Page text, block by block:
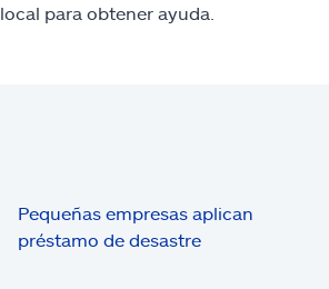
local para obtener ayuda.
Pequeñas empresas aplican
préstamo de desastre